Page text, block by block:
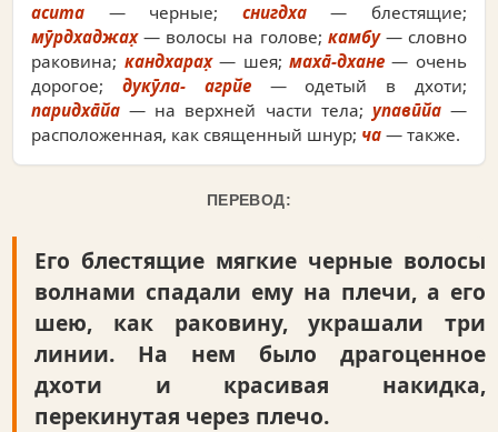
асита — черные; снигдха— блестящие;
мӯрдхаджах̣— волосы на голове; камбу— словно
раковина; кандхарах̣— шея; маха̄-дхане— очень
дорогое; дукӯла- агрйе— одетый в дхоти;
паридха̄йа — на верхней части тела; упавӣйа—
расположенная, как священный шнур; ча — также.
ПЕРЕВОД:
Его блестящие мягкие черные волосы
волнами спадали ему на плечи, а его
шею, как раковину, украшали три
линии. На нем было драгоценное
дхоти и красивая накидка,
перекинутая через плечо.